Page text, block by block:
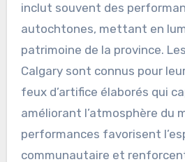
inclut souvent des
autochtones, mettant en
patrimoine de la province.
Calgary sont connus pour
feux d’artifice élaborés qui
améliorant l’atmosphère du
performances favorisent
communautaire et